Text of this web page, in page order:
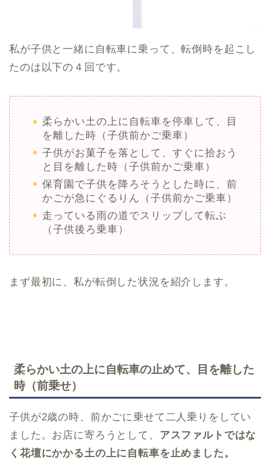
私が子供と一緒に自転車に乗って、転倒時を起こし
たのは以下の４回です。
柔らかい土の上に自転車を停車して、目
を離した時（子供前かご乗車）
子供がお菓子を落として、すぐに拾おう
と目を離した時（子供前かご乗車）
保育園で子供を降ろそうとした時に、前
かごが急にぐるりん（子供前かご乗車）
走っている雨の道でスリップして転ぶ
（子供後ろ乗車）
まず最初に、私が転倒した状況を紹介します。
柔らかい土の上に自転車の止めて、目を離した
時（前乗せ）
子供が2歳の時、前かごに乗せて二人乗りをしてい
ました。お店に寄ろうとして、 アスファルトではな
く花壇にかかる土の上に自転車を止めました。